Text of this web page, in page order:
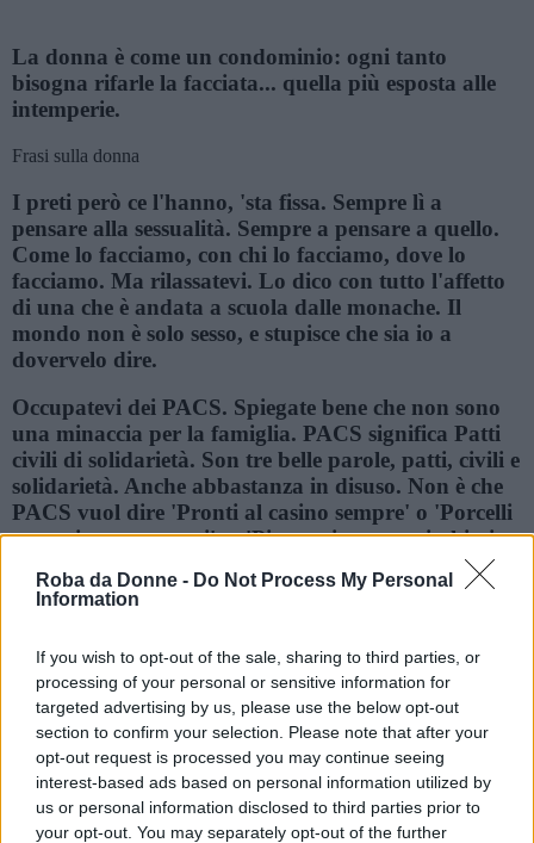
Roba da Donne - Do Not Process My Personal
Information
If you wish to opt-out of the sale, sharing to third parties, or
processing of your personal or sensitive information for
targeted advertising by us, please use the below opt-out
section to confirm your selection. Please note that after your
opt-out request is processed you may continue seeing
interest-based ads based on personal information utilized by
us or personal information disclosed to third parties prior to
your opt-out. You may separately opt-out of the further
La donna è come un condominio: ogni tanto
bisogna rifarle la facciata... quella più esposta alle
intemperie.
Frasi sulla donna
I preti però ce l'hanno, 'sta fissa. Sempre lì a
pensare alla sessualità. Sempre a pensare a quello.
Come lo facciamo, con chi lo facciamo, dove lo
facciamo. Ma rilassatevi. Lo dico con tutto l'affetto
di una che è andata a scuola dalle monache. Il
mondo non è solo sesso, e stupisce che sia io a
dovervelo dire.
Occupatevi dei PACS. Spiegate bene che non sono
una minaccia per la famiglia. PACS significa Patti
civili di solidarietà. Son tre belle parole, patti, civili e
solidarietà. Anche abbastanza in disuso. Non è che
PACS vuol dire 'Pronti al casino sempre' o 'Porcelli
amanti come sposati', o 'Pisquani ammonticchiati a
quarant'anni e vogliono la reversibilità della
Frasi sui fulmini Frasi sulla minaccia
Il maschio in fatto di attrezzatura notturna non
scherza. Il pigiama classico a striscione verticali, da
carcerato, è ancora il meno mostruoso, magari con
l'elastico molle che quando lui va sul balcone e si